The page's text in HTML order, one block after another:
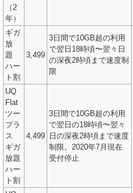
（2
年）
ギガ
放
題
ハー
ト割
3,499
3日間で10GB超の利用
で翌日18時頃〜翌々日
の深夜2時頃まで速度制
限
UQ
Flat
ツー
プラ
ス
ギガ
放題
ハー
ト割
4,499
3日間で10GB超の利用
で翌日の18時頃〜翌々
日の深夜2時頃まで速度
制限。2020年7月現在
受付停止